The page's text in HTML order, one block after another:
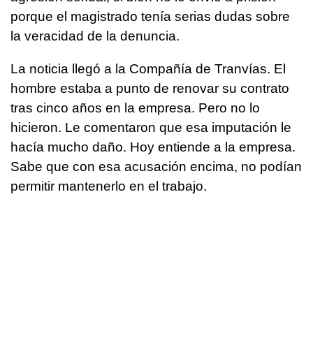
porque el magistrado tenía serias dudas sobre
la veracidad de la denuncia.
La noticia llegó a la Compañía de Tranvías. El
hombre estaba a punto de renovar su contrato
tras cinco años en la empresa. Pero no lo
hicieron. Le comentaron que esa imputación le
hacía mucho daño. Hoy entiende a la empresa.
Sabe que con esa acusación encima, no podían
permitir mantenerlo en el trabajo.